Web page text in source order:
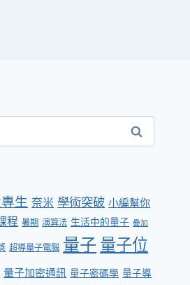
生 奈米 學術突破 小編幫你
程 暑期 演算法 生活中的量子 疊加
超導量子電腦 量子 量子位
量子加密通訊 量子密碼學 量子導